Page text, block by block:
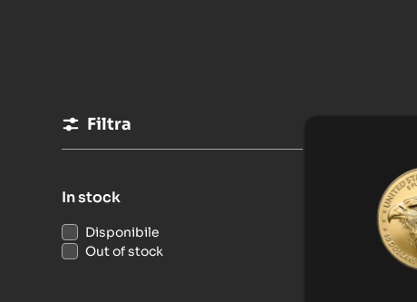
Filtra
In stock
Disponibile
Out of stock